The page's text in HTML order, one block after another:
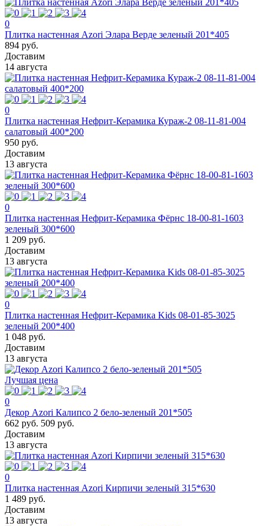
0
Плитка настенная Azori Элара Верде зеленый 201*405
894 руб.
Доставим
14 августа
0
Плитка настенная Нефрит-Керамика Кураж-2 08-11-81-004
салатовый 400*200
950 руб.
Доставим
13 августа
0
Плитка настенная Нефрит-Керамика Фёрнс 18-00-81-1603
зеленый 300*600
1 209 руб.
Доставим
13 августа
0
Плитка настенная Нефрит-Керамика Kids 08-01-85-3025
зеленый 200*400
1 048 руб.
Доставим
13 августа
Лучшая цена
0
Декор Azori Калипсо 2 бело-зеленый 201*505
662 руб. 509 руб.
Доставим
13 августа
0
Плитка настенная Azori Кирпичи зеленый 315*630
1 489 руб.
Доставим
13 августа